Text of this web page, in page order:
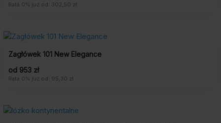
Rata 0% już od: 302,50 zł
Zagłówek 101 New Elegance
od 953 zł
Rata 0% już od: 95,30 zł